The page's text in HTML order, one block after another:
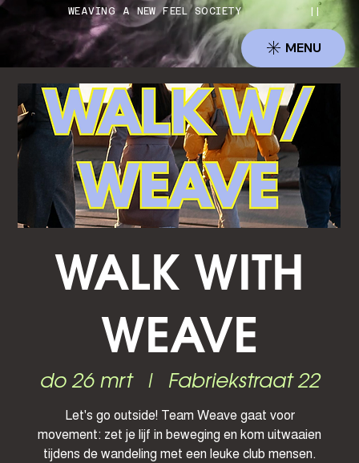
MENU
WEAVING A NEW FEEL SOCIETY          ||
WALK WITH
WEAVE
do 26 mrt
  |
Fabriekstraat 22
Let's go outside! Team Weave gaat voor
movement: zet je lijf in beweging en kom uitwaaien
tijdens de wandeling met een leuke club mensen.